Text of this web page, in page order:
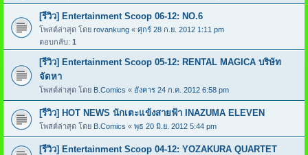
[รีวิว] Entertainment Scoop 06-12: NO.6
โพสต์ล่าสุด โดย rovankung « ศุกร์ 28 ก.ย. 2012 1:11 pm
ตอบกลับ: 1
[รีวิว] Entertainment Scoop 05-12: RENTAL MAGICA บริษัท
จัดหา
โพสต์ล่าสุด โดย B.Comics « อังคาร 24 ก.ค. 2012 6:58 pm
[รีวิว] HOT NEWS นักเตะแข้งสายฟ้า INAZUMA ELEVEN
โพสต์ล่าสุด โดย B.Comics « พุธ 20 มิ.ย. 2012 5:44 pm
[รีวิว] Entertainment Scoop 04-12: YOZAKURA QUARTET